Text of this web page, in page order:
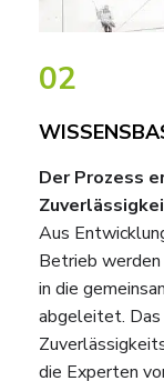
02
Der Prozess
Aus
Betrieb werden
in die
abgeleitet.
die Experten